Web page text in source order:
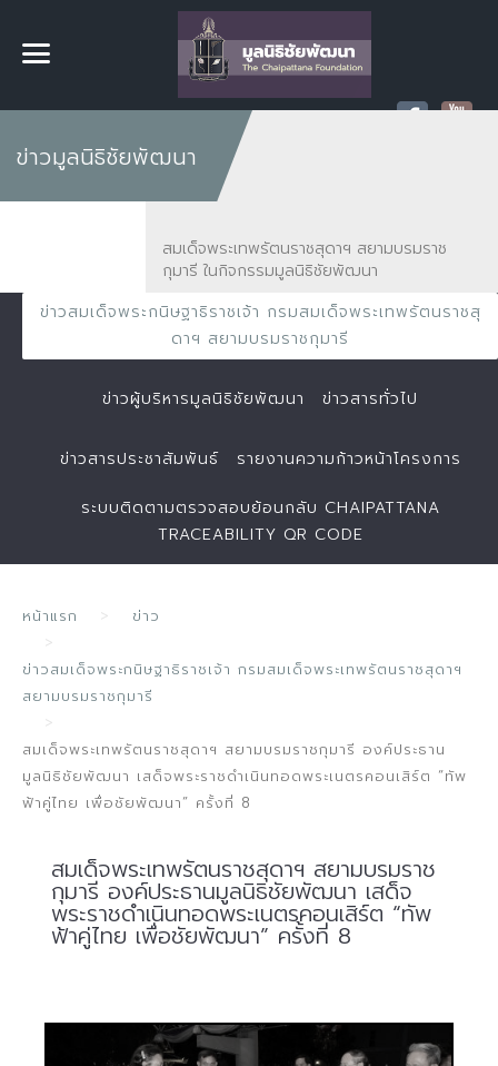
ข่าวมูลนิธิชัยพัฒนา
สมเด็จพระเทพรัตนราชสุดาฯ สยามบรมราช
กุมารี ในกิจกรรมมูลนิธิชัยพัฒนา
ข่าวสมเด็จพระกนิษฐาธิราชเจ้า กรมสมเด็จพระเทพรัตนราชสุ
ดาฯ สยามบรมราชกุมารี
ข่าวผู้บริหารมูลนิธิชัยพัฒนา ข่าวสารทั่วไป
ข่าวสารประชาสัมพันธ์ รายงานความก้าวหน้าโครงการ
ระบบติดตามตรวจสอบย้อนกลับ CHAIPATTANA
TRACEABILITY QR CODE
หน้าแรก ข่าว
ข่าวสมเด็จพระกนิษฐาธิราชเจ้า กรมสมเด็จพระเทพรัตนราชสุดาฯ
สยามบรมราชกุมารี
สมเด็จพระเทพรัตนราชสุดาฯ สยามบรมราชกุมารี องค์ประธาน
มูลนิธิชัยพัฒนา เสด็จพระราชดำเนินทอดพระเนตรคอนเสิร์ต “ทัพ
ฟ้าคู่ไทย เพื่อชัยพัฒนา” ครั้งที่ 8
สมเด็จพระเทพรัตนราชสุดาฯ สยามบรมราช
กุมารี องค์ประธานมูลนิธิชัยพัฒนา เสด็จ
พระราชดำเนินทอดพระเนตรคอนเสิร์ต “ทัพ
ฟ้าคู่ไทย เพื่อชัยพัฒนา” ครั้งที่ 8